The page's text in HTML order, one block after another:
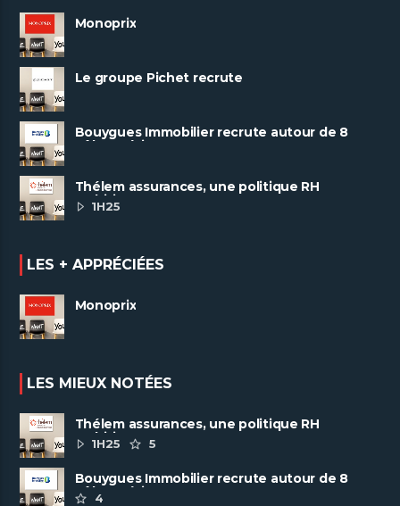
Monoprix
Le groupe Pichet recrute
Bouygues Immobilier recrute autour de 8
pôles métiers
Thélem assurances, une politique RH
ambitieuse
1H25
LES + APPRÉCIÉES
Monoprix
LES MIEUX NOTÉES
Thélem assurances, une politique RH
ambitieuse
1H25 5
Bouygues Immobilier recrute autour de 8
pôles métiers
4